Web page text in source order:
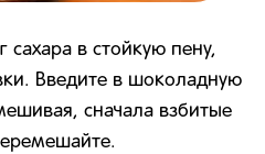
сахара в стойкую пену,
Введите в шоколадную
сначала взбитые